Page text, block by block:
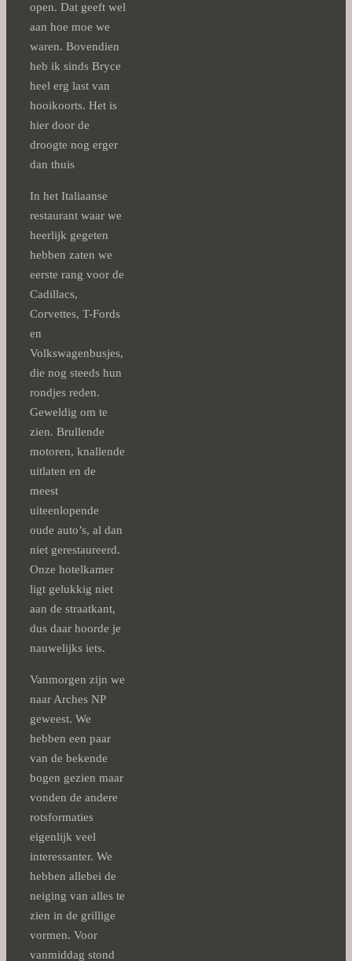
open. Dat geeft wel
aan hoe moe we
waren. Bovendien
heb ik sinds Bryce
heel erg last van
hooikoorts. Het is
hier door de
droogte nog erger
dan thuis
In het Italiaanse
restaurant waar we
heerlijk gegeten
hebben zaten we
eerste rang voor de
Cadillacs,
Corvettes, T-Fords
en
Volkswagenbusjes,
die nog steeds hun
rondjes reden.
Geweldig om te
zien. Brullende
motoren, knallende
uitlaten en de
meest
uiteenlopende
oude auto’s, al dan
niet gerestaureerd.
Onze hotelkamer
ligt gelukkig niet
aan de straatkant,
dus daar hoorde je
nauwelijks iets.
Vanmorgen zijn we
naar Arches NP
geweest. We
hebben een paar
van de bekende
bogen gezien maar
vonden de andere
rotsformaties
eigenlijk veel
interessanter. We
hebben allebei de
neiging van alles te
zien in de grillige
vormen. Voor
vanmiddag stond